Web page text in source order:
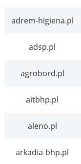
adrem-higiena.pl
adsp.pl
agrobord.pl
aitbhp.pl
aleno.pl
arkadia-bhp.pl